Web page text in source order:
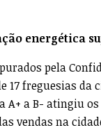
energética
pela
freguesias da
A+ a B- atingiu
vendas na